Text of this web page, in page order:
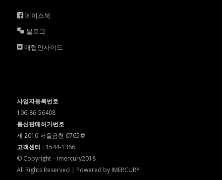
페이스북
블로그
매립인사이드
사업자등록번호
106-86-56408
통신판매허가번호
제 2010-서울금천-0765호
고객센터 : 1544-1366
© Copyright – imercury2018
All Rights Reserved | Powered by IMERCURY